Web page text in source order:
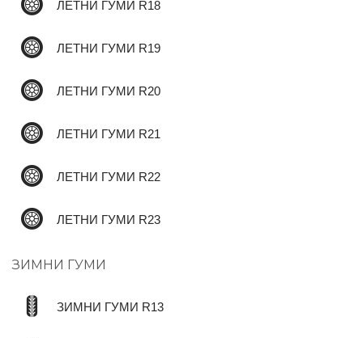
ЛЕТНИ ГУМИ R18
ЛЕТНИ ГУМИ R19
ЛЕТНИ ГУМИ R20
ЛЕТНИ ГУМИ R21
ЛЕТНИ ГУМИ R22
ЛЕТНИ ГУМИ R23
ЗИМНИ ГУМИ
ЗИМНИ ГУМИ R13